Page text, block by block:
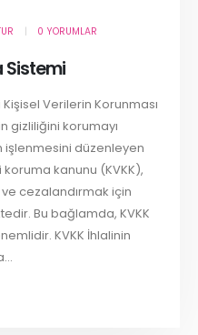
0 YORUMLAR
Sistemi
Verilerin Korunması
gizliliğini korumayı
işlenmesini düzenleyen
kanunu (KVKK),
cezalandırmak için
Bu bağlamda, KVKK
KVKK İhlalinin